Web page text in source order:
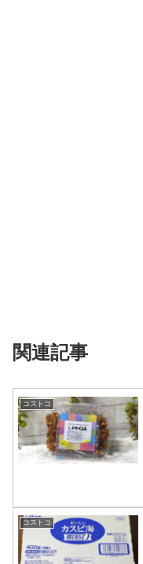
関連記事
コストコ
コストコ